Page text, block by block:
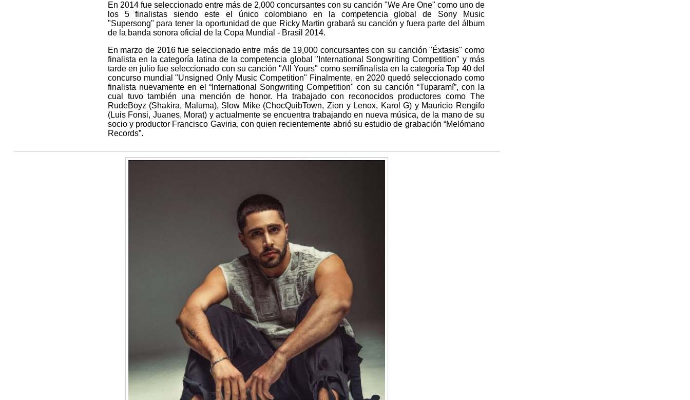
En 2014 fue seleccionado entre más de 2,000 concursantes con su canción "We Are One" como uno de
los 5 finalistas siendo este el único colombiano en la competencia global de Sony Music
"Supersong" para tener la oportunidad de que Ricky Martin grabará su canción y fuera parte del álbum
de la banda sonora oficial de la Copa Mundial - Brasil 2014.
En marzo de 2016 fue seleccionado entre más de 19,000 concursantes con su canción "Éxtasis" como
finalista en la categoría latina de la competencia global "International Songwriting Competition" y más
tarde en julio fue seleccionado con su canción "All Yours" como semifinalista en la categoría Top 40 del
concurso mundial "Unsigned Only Music Competition" Finalmente, en 2020 quedó seleccionado como
finalista nuevamente en el “International Songwriting Competition" con su canción “Tuparamí”, con la
cual tuvo también una mención de honor. Ha trabajado con reconocidos productores como The
RudeBoyz (Shakira, Maluma), Slow Mike (ChocQuibTown, Zion y Lenox, Karol G) y Mauricio Rengifo
(Luis Fonsi, Juanes, Morat) y actualmente se encuentra trabajando en nueva música, de la mano de su
socio y productor Francisco Gaviria, con quien recientemente abrió su estudio de grabación “Melómano
Records”.